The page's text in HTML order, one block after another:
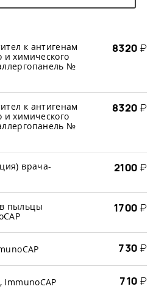
к антигенам
и химического
№
8320 ₽
к антигенам
и химического
№
8320 ₽
врача-
2100 ₽
пыльцы
1700 ₽
730 ₽
ImmunoCAP 710 ₽